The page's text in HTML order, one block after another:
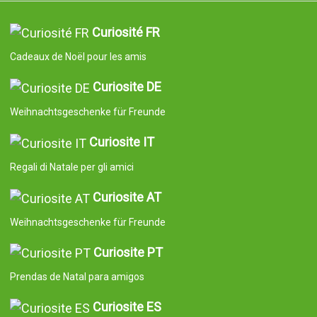
Curiosité FR
Cadeaux de Noël pour les amis
Curiosite DE
Weihnachtsgeschenke für Freunde
Curiosite IT
Regali di Natale per gli amici
Curiosite AT
Weihnachtsgeschenke für Freunde
Curiosite PT
Prendas de Natal para amigos
Curiosite ES